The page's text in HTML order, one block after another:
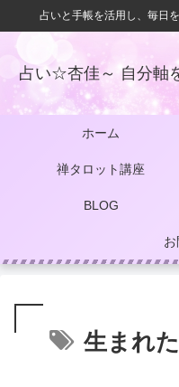
占いと手帳を活用し、毎日
占い☆杏佳～ 自分軸
ホーム
禅タロット講座
BLOG
生まれ